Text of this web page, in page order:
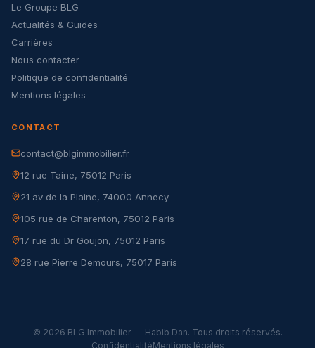
Le Groupe BLG
Actualités & Guides
Carrières
Nous contacter
Politique de confidentialité
Mentions légales
CONTACT
contact@blgimmobilier.fr
12 rue Taine, 75012 Paris
21 av de la Plaine, 74000 Annecy
105 rue de Charenton, 75012 Paris
17 rue du Dr Goujon, 75012 Paris
28 rue Pierre Demours, 75017 Paris
© 2026 BLG Immobilier — Habib Dan. Tous droits réservés.
ConfidentialitéMentions légales